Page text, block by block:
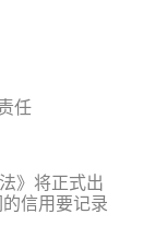
任
》将正式出
信用要记录